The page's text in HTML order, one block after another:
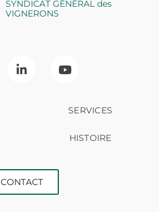
SYNDICAT GÉNÉRAL des
VIGNERONS
SERVICES
HISTOIRE
CONTACT